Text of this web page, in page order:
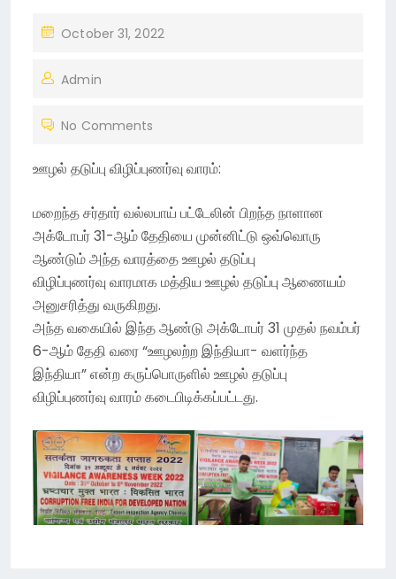
P
S
E
O
N
October 31, 2022
Admin
No Comments
ஊழல் தடுப்பு விழிப்புணர்வு வாரம்:
மறைந்த சர்தார் வல்லபாய் பட்டேலின் பிறந்த நாளான
அக்டோபர் 31-ஆம் தேதியை முன்னிட்டு ஒவ்வொரு
ஆண்டும் அந்த வாரத்தை ஊழல் தடுப்பு
விழிப்புணர்வு வாரமாக மத்திய ஊழல் தடுப்பு ஆணையம்
அனுசரித்து வருகிறது.
அந்த வகையில் இந்த ஆண்டு அக்டோபர் 31 முதல் நவம்பர்
6-ஆம் தேதி வரை “ஊழலற்ற இந்தியா- வளர்ந்த
இந்தியா” என்ற கருப்பொருளில் ஊழல் தடுப்பு
விழிப்புணர்வு வாரம் கடைபிடிக்கப்பட்டது.